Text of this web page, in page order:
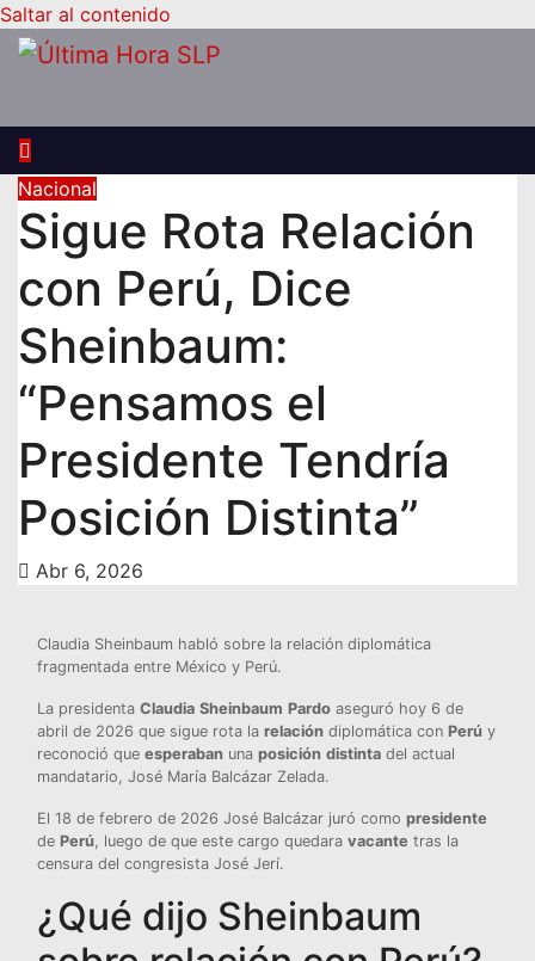
Saltar al contenido
Nacional
Sigue Rota Relación
con Perú, Dice
Sheinbaum:
“Pensamos el
Presidente Tendría
Posición Distinta”
Abr 6, 2026
Claudia Sheinbaum habló sobre la relación diplomática
fragmentada entre México y Perú.
La presidenta Claudia Sheinbaum Pardo aseguró hoy 6 de
abril de 2026 que sigue rota la relación diplomática con Perú y
reconoció que esperaban una posición distinta del actual
mandatario, José María Balcázar Zelada.
El 18 de febrero de 2026 José Balcázar juró como presidente
de Perú , luego de que este cargo quedara vacante tras la
censura del congresista José Jerí.
¿Qué dijo Sheinbaum